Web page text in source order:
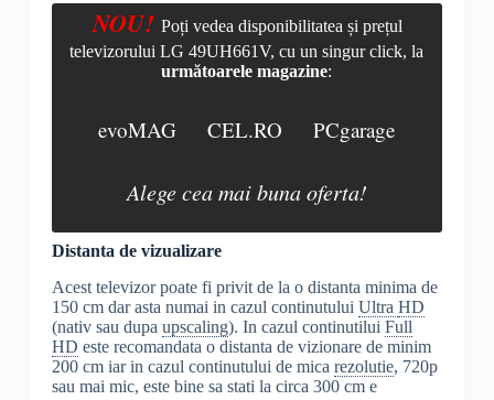
NOU! Poți vedea disponibilitatea și prețul
televizorului LG 49UH661V, cu un singur click, la
următoarele magazine:
evoMAG CEL.RO PCgarage
Alege cea mai buna oferta!
Distanta de vizualizare
Acest televizor poate fi privit de la o distanta minima de
150 cm dar asta numai in cazul continutului Ultra HD
(nativ sau dupa upscaling). In cazul continutilui Full
HD este recomandata o distanta de vizionare de minim
200 cm iar in cazul continutului de mica rezolutie, 720p
sau mai mic, este bine sa stati la circa 300 cm e